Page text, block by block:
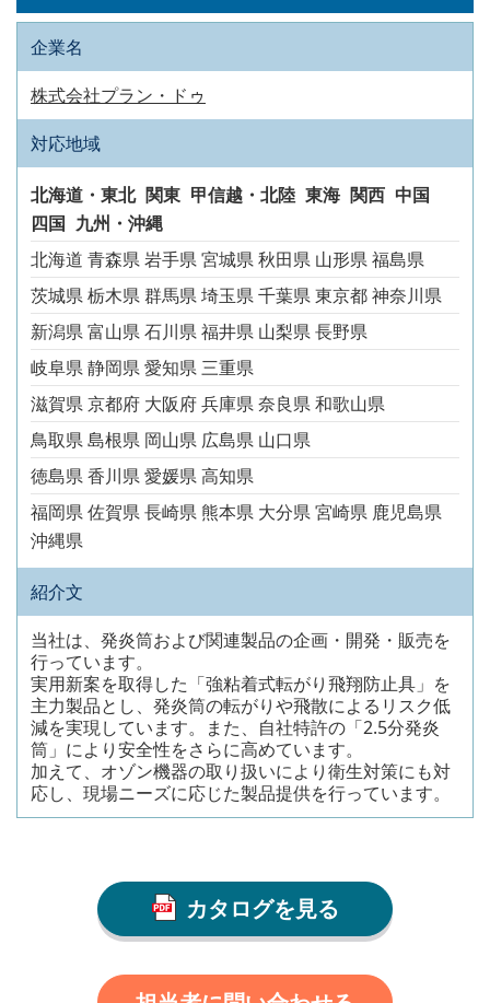
企業名
株式会社プラン・ドゥ
対応地域
北海道・東北 関東 甲信越・北陸 東海 関西 中国
四国 九州・沖縄
北海道 青森県岩手県宮城県秋田県 山形県福島県
茨城県栃木県群馬県埼玉県千葉県東京都神奈川県
新潟県富山県石川県福井県 山梨県長野県
岐阜県静岡県愛知県三重県
滋賀県京都府 大阪府兵庫県奈良県和歌山県
鳥取県島根県 岡山県 広島県 山口県
徳島県香川県愛媛県高知県
福岡県佐賀県長崎県 熊本県 大分県宮崎県 鹿児島県
沖縄県
紹介文
当社は、発炎筒および関連製品の企画・開発・販売を
行っています。
実用新案を取得した「強粘着式転がり飛翔防止具」を
主力製品とし、発炎筒の転がりや飛散によるリスク低
減を実現しています。また、自社特許の「2.5分発炎
筒」により安全性をさらに高めています。
加えて、オゾン機器の取り扱いにより衛生対策にも対
応し、現場ニーズに応じた製品提供を行っています。
カタログを見る